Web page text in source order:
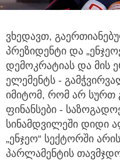
ვხედავთ,
პრეზიდენტი და
დემოკრატიას და მის
ელემენტს -
იმიტომ, რომ არ სურთ
ფინანსები -
სინამდვილეში დიდი
„ენჯეო“ სექტორში
პარლამენტის